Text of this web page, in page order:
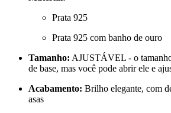
Prata 925
Prata 925 com banho de ouro
Tamanho: AJUSTÁVEL - o
de base, mas você pode abrir ele e
Acabamento: Brilho elegante, com
asas